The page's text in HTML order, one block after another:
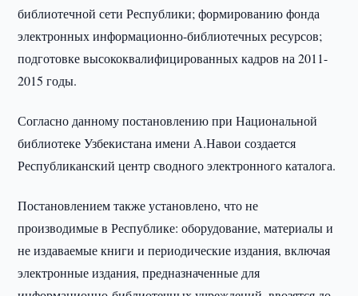
библиотечной сети Республики; формированию фонда
электронных информационно-библиотечных ресурсов;
подготовке высококвалифицированных кадров на 2011-
2015 годы.
Согласно данному постановлению при Национальной
библиотеке Узбекистана имени А.Навои создается
Республиканский центр сводного электронного каталога.
Постановлением также установлено, что не
производимые в Республике: оборудование, материалы и
не издаваемые книги и периодические издания, включая
электронные издания, предназначенные для